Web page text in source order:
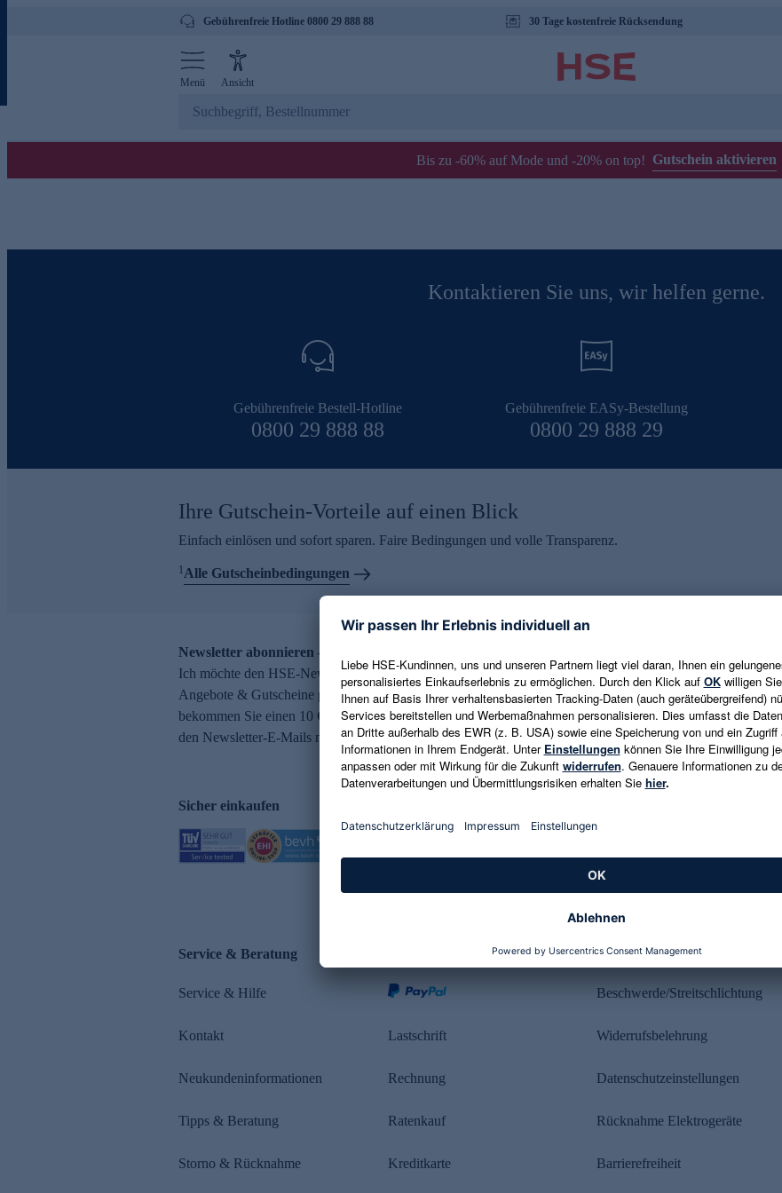
Gebührenfreie Hotline 0800 29 888 88 30 Tage kostenfreie Rücksendung
Menü Ansicht
Bis zu -60% auf Mode und -20% on top! Gutschein aktivieren
Kontaktieren Sie uns, wir helfen gerne.
Gebührenfreie Bestell-Hotline
0800 29 888 88
Gebührenfreie EASy-Bestellung
0800 29 888 29
Ihre Gutschein-Vorteile auf einen Blick
Einfach einlösen und sofort sparen. Faire Bedingungen und volle Transparenz.
1Alle Gutscheinbedingungen
Newsletter abonnieren – 10 € Gutschein erhalten
Ich möchte den HSE-Newsletter abonnieren und aktuelle Trends,
Angebote & Gutscheine per E-Mail erhalten. Als Dankeschön
bekommen Sie einen 10 € Gutschein. Eine Abmeldung ist jederzeit in
den Newsletter-E-Mails möglich.
E-Mail-Adresse eingeben
Es gelten die Datenschutzrichtlinien
Sicher einkaufen
Service & Beratung
Service & Hilfe
Kontakt
Neukundeninformationen
Tipps & Beratung
Storno & Rücknahme
Lastschrift
Rechnung
Ratenkauf
Kreditkarte
Rechtliches
Beschwerde/Streitschlichtung
Widerrufsbelehrung
Datenschutzeinstellungen
Rücknahme Elektrogeräte
Barrierefreiheit